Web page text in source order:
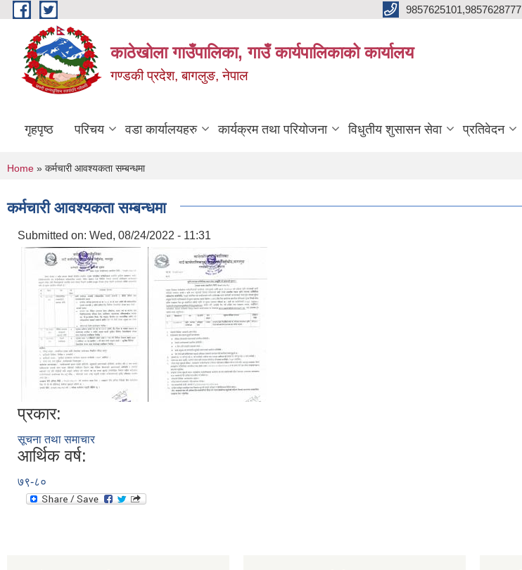
Skip to main content 9857625101,9857628777
काठेखोला गाउँपालिका, गाउँ कार्यपालिकाको कार्यालय
गण्डकी प्रदेश, बागलुङ, नेपाल
गृहपृष्ठ परिचय वडा कार्यालयहरु कार्यक्रम तथा परियोजना विधुतीय शुसासन सेवा प्रतिवेदन
You are here
Home » कर्मचारी आवश्यकता सम्बन्धमा
कर्मचारी आवश्यकता सम्बन्धमा
Submitted on: Wed, 08/24/2022 - 11:31
प्रकार:
सूचना तथा समाचार
आर्थिक वर्ष:
७९-८०